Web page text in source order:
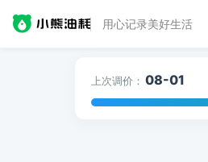
用心记录美好生活
上次调价： 08-01